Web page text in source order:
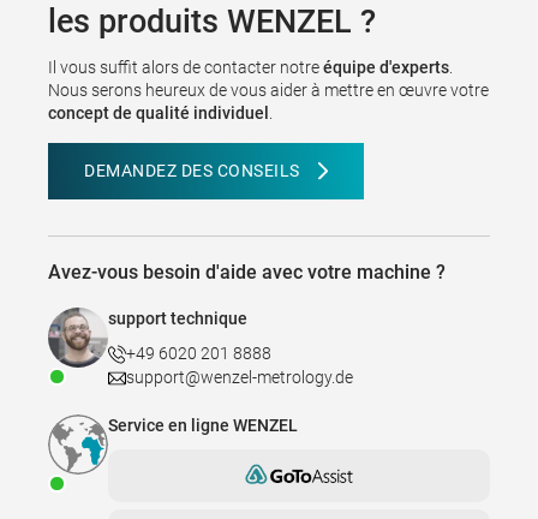
les produits WENZEL ?
Il vous suffit alors de contacter notreéquipe d'experts
Nous serons heureux de vous aider à mettre en œuvre votre
concept de qualité individuel
DEMANDEZ DES CONSEILS
Avez-vous besoin d'aide avec votre machine ?
support technique
+49 6020 201 8888
support@wenzel-metrology.de
Service en ligne WENZEL